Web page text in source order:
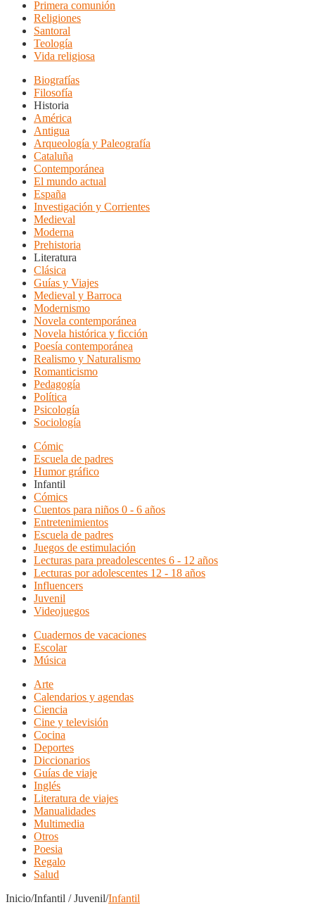
Primera comunión
Religiones
Santoral
Teología
Vida religiosa
Biografías
Filosofía
Historia
América
Antigua
Arqueología y Paleografía
Cataluña
Contemporánea
El mundo actual
España
Investigación y Corrientes
Medieval
Moderna
Prehistoria
Literatura
Clásica
Guías y Viajes
Medieval y Barroca
Modernismo
Novela contemporánea
Novela histórica y ficción
Poesía contemporánea
Realismo y Naturalismo
Romanticismo
Pedagogía
Política
Psicología
Sociología
Cómic
Escuela de padres
Humor gráfico
Infantil
Cómics
Cuentos para niños 0 - 6 años
Entretenimientos
Escuela de padres
Juegos de estimulación
Lecturas para preadolescentes 6 - 12 años
Lecturas por adolescentes 12 - 18 años
Influencers
Juvenil
Videojuegos
Cuadernos de vacaciones
Escolar
Música
Arte
Calendarios y agendas
Ciencia
Cine y televisión
Cocina
Deportes
Diccionarios
Guías de viaje
Inglés
Literatura de viajes
Manualidades
Multimedia
Otros
Poesia
Regalo
Salud
Inicio/Infantil / Juvenil/Infantil